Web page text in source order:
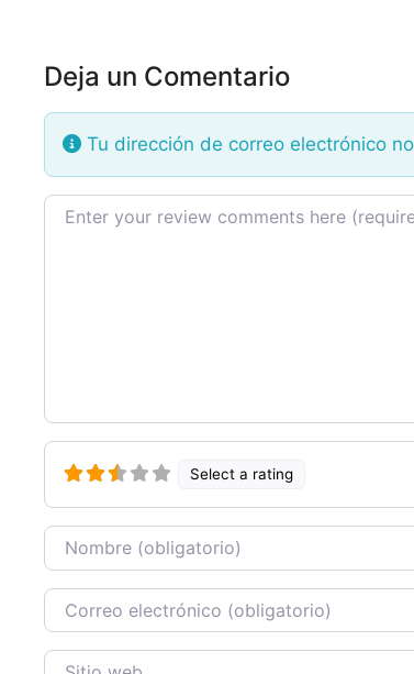
Deja un Comentario
Tu dirección de correo electrónico
Texto de la reseña
Select a rating
Nombre
Correo Electronico
Sitio web